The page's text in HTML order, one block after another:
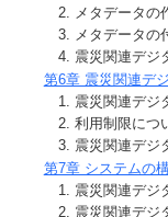
2. メタデータの
3. メタデータの
4. 震災関連デジタ
第6章 震災関連デ
1. 震災関連デジタ
2. 利用制限につ
3. 震災関連デジタ
第7章 システムの
1. 震災関連デジタ
2. 震災関連デジタ